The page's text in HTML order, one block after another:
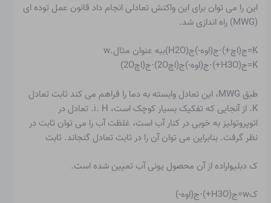
این را می توان برای این واکنش تعادلی انجام داد قانون عمل توده ای
(MWG) راه اندازی شد.
K=ج(اچ+)⋅ج(اوه-)ج(H2O)ببه عنوان مثالw.
K=ج(H3O+)⋅ج(اوه-)ج(اچ2O)⋅ج(اچ2O)
طبق MWG، این تعادل وابسته به دما را فراهم می کند
ثابت تعادل
K. از آنجایی که تفکیک بسیار کوچک است، i. H. تعادل در
اتوپروتولیز به خوبی در کنار آب است، غلظت آب را می توان ثابت در
نظر گرفت. بنابراین می توان آن را در ثابت تعادل گنجاند. ثابت
ک دبلیواراده از آن محصول یونی آب تعیین شده است.
کw=ج(H3O+)⋅ج(اوه-)